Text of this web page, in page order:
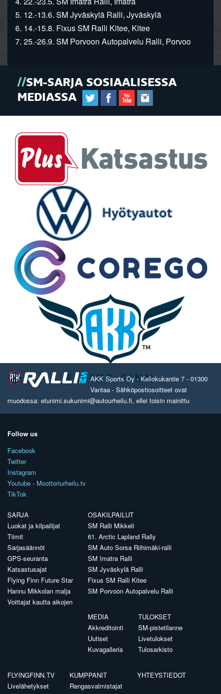
5. 12.-13.6. SM Jyväskylä Ralli, Jyväskylä
6. 14.-15.8. Fixus SM Ralli Kitee, Kitee
7. 25.-26.9. SM Porvoon Autopalvelu Ralli, Porvoo
SM-SARJA SOSIAALISESSA
MEDIASSA
AKK Sports Oy - Kellokukantie 7 - 01300
Vantaa - Sähköpostiosoitteet ovat
muodossa: etunimi.sukunimi@autourheilu.fi, ellei toisin mainittu
Follow us
Facebook
Twitter
Instagram
Youtube - Moottoriurheilu.tv
TikTok
SARJA
Luokat ja kilpailijat
Tiimit
Sarjasäännöt
GPS-seuranta
Katsastusajat
Flying Finn Future Star
Hannu Mikkolan malja
Voittajat kautta aikojen
OSAKILPAILUT
SM Ralli Mikkeli
61. Arctic Lapland Rally
SM Auto Sorsa Riihimäki-ralli
SM Imatra Ralli
SM Jyväskylä Ralli
Fixus SM Ralli Kitee
SM Porvoon Autopalvelu Ralli
MEDIA
Akkreditointi
Uutiset
Kuvagalleria
TULOKSET
SM-pistetilanne
Livetulokset
Tulosarkisto
FLYINGFINN.TV
Livelähetykset
KUMPPANIT
Rengasvalmistajat
YHTEYSTIEDOT